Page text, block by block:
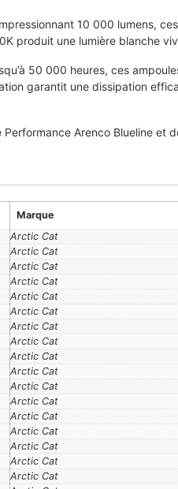
10 000 lumens,
produit une lumière blanche
50 000 heures, ces
garantit une dissipation
Performance Arenco Blueline
Marque
Arctic Cat
Arctic Cat
Arctic Cat
Arctic Cat
Arctic Cat
Arctic Cat
Arctic Cat
Arctic Cat
Arctic Cat
Arctic Cat
Arctic Cat
Arctic Cat
Arctic Cat
Arctic Cat
Arctic Cat
Arctic Cat
Arctic Cat